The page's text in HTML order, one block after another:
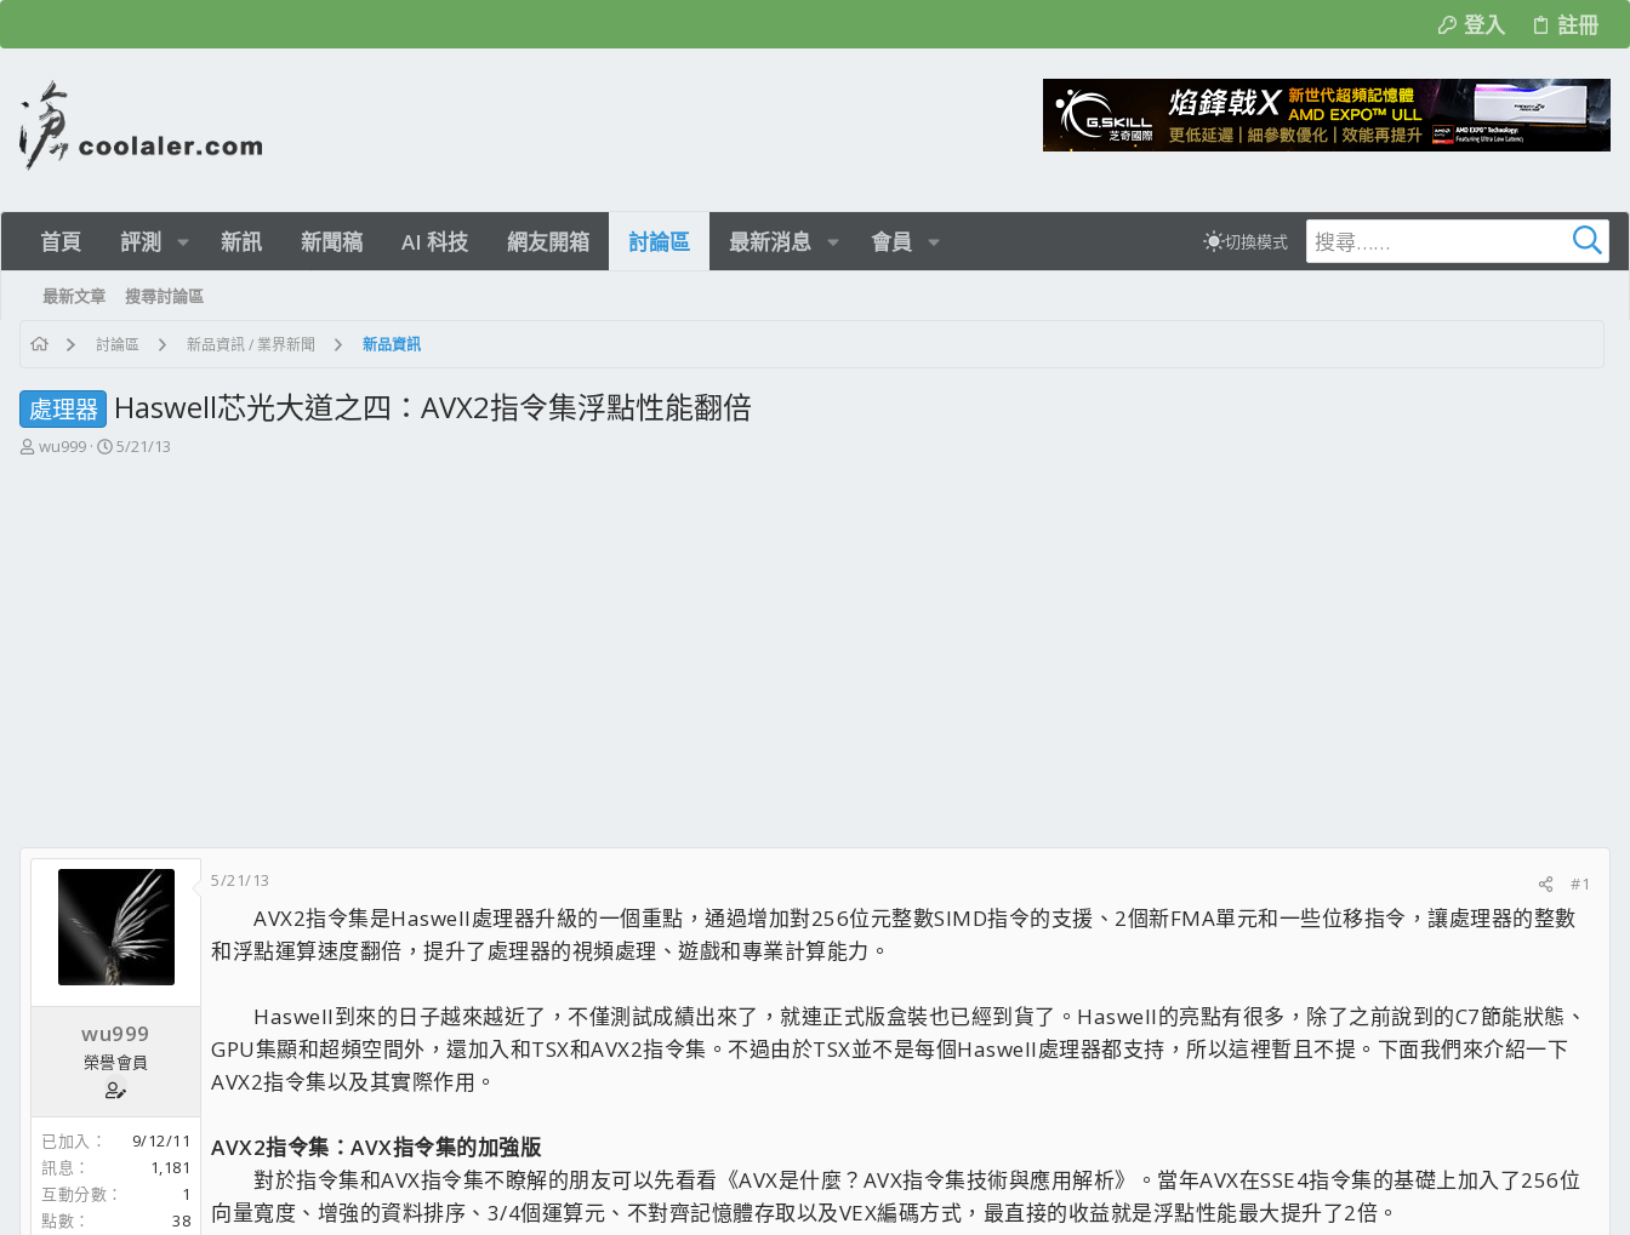
登入 註冊
首頁 評測 新訊 新聞稿 AI 科技 網友開箱 討論區 最新消息 會員 切換模式
最新文章 搜尋討論區
討論區 新品資訊 / 業界新聞 新品資訊
處理器 Haswell芯光大道之四：AVX2指令集浮點性能翻倍
主
wu999
開
5/21/13
wu999
榮譽會員
已加入
9/12/11
訊息
1,181
互動分數
1
點數
38
5/21/13 #1
AVX2指令集是Haswell處理器升級的一個重點，通過增加對256位元整數SIMD指令的支援、2個新FMA單元和一些位移指令，讓處理器的整數
和浮點運算速度翻倍，提升了處理器的視頻處理、遊戲和專業計算能力。
Haswell到來的日子越來越近了，不僅測試成績出來了，就連正式版盒裝也已經到貨了。Haswell的亮點有很多，除了之前說到的C7節能狀態、
GPU集顯和超頻空間外，還加入和TSX和AVX2指令集。不過由於TSX並不是每個Haswell處理器都支持，所以這裡暫且不提。下面我們來介紹一下
AVX2指令集以及其實際作用。
AVX2指令集：AVX指令集的加強版
對於指令集和AVX指令集不瞭解的朋友可以先看看《AVX是什麼？AVX指令集技術與應用解析》。當年AVX在SSE4指令集的基礎上加入了256位
向量寬度、增強的資料排序、3/4個運算元、不對齊記憶體存取以及VEX編碼方式，最直接的收益就是浮點性能最大提升了2倍。